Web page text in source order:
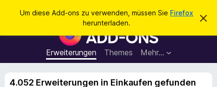
Um diese Add-ons zu verwenden, müssen Sie Firefox
herunterladen.
D
H
A
d
d
-
Erweiterungen Themes Mehr…
Anmelden
c
4.052 Erweiterungen in Einkaufen gefunden